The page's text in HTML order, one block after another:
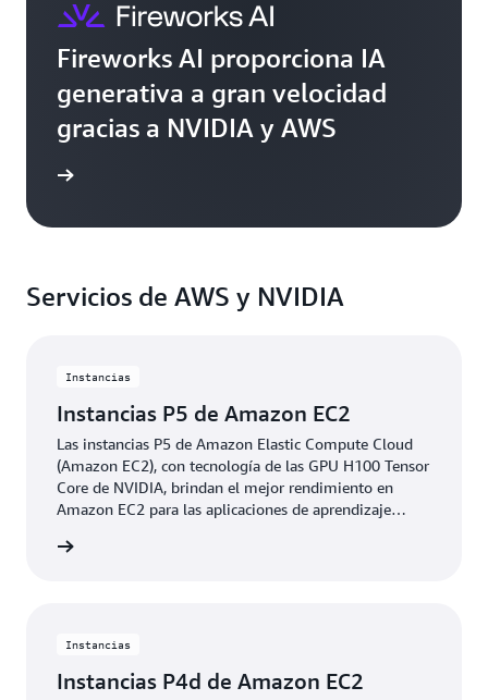
Fireworks AI proporciona IA
generativa a gran velocidad
gracias a NVIDIA y AWS
Servicios de AWS y NVIDIA
Instancias
Instancias P5 de Amazon EC2
Las instancias P5 de Amazon Elastic Compute Cloud
(Amazon EC2), con tecnología de las GPU H100 Tensor
Core de NVIDIA, brindan el mejor rendimiento en
Amazon EC2 para las aplicaciones de aprendizaje
Instancias
Instancias P4d de Amazon EC2